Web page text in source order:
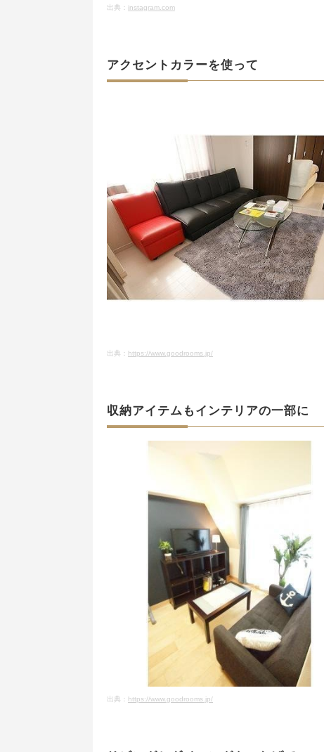
出典： instagram.com
アクセントカラーを使って
出典： https://www.goodrooms.jp/
収納アイテムもインテリアの一部に
出典： https://www.goodrooms.jp/